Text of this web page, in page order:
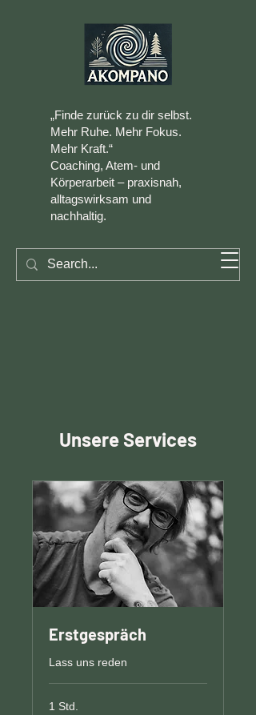
„Finde zurück zu dir selbst.
Mehr Ruhe. Mehr Fokus.
Mehr Kraft.“
Coaching, Atem- und
Körperarbeit – praxisnah,
alltagswirksam und
nachhaltig.
Unsere Services
Erstgespräch
Lass uns reden
1 Std.